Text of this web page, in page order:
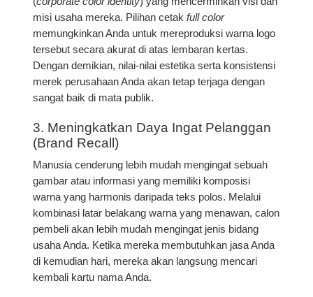
misi usaha mereka. Pilihan cetakfull color
memungkinkan Anda untuk mereproduksi warna logo
tersebut secara akurat di atas lembaran kertas.
Dengan demikian, nilai-nilai estetika serta konsistensi
merek perusahaan Anda akan tetap terjaga dengan
sangat baik di mata publik.
3. Meningkatkan Daya Ingat Pelanggan
(Brand Recall)
Manusia cenderung lebih mudah mengingat sebuah
gambar atau informasi yang memiliki komposisi
warna yang harmonis daripada teks polos. Melalui
kombinasi latar belakang warna yang menawan, calon
pembeli akan lebih mudah mengingat jenis bidang
usaha Anda. Ketika mereka membutuhkan jasa Anda
di kemudian hari, mereka akan langsung mencari
kembali kartu nama Anda.